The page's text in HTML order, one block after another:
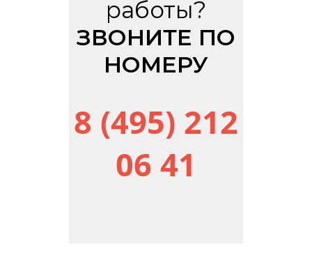
работы?
ЗВОНИТЕ ПО
НОМЕРУ
8 (495) 212
06 41